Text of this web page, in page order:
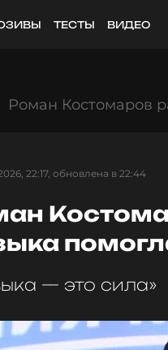
ТЕСТЫ ВИДЕО
Роман Костомаров
22:17, обновлена в 22:44
— это сила»